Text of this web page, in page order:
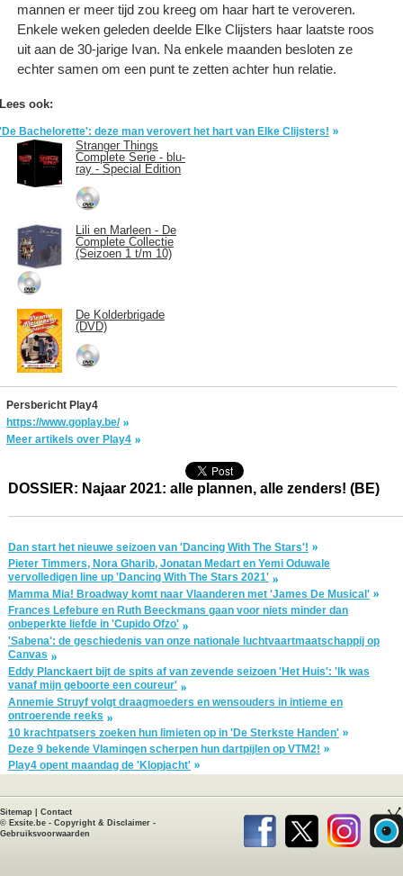
mannen er meer tijd zou kreeg om haar hart te veroveren.
Enkele weken geleden deelde Elke Clijsters haar laatste roos
uit aan de 30-jarige Ivan. Na enkele maanden besloten ze
echter samen om een punt te zetten achter hun relatie.
Lees ook:
'De Bachelorette': deze man verovert het hart van Elke Clijsters!
Stranger Things
Complete Serie - blu-
ray - Special Edition
Lili en Marleen - De
Complete Collectie
(Seizoen 1 t/m 10)
De Kolderbrigade
(DVD)
Persbericht Play4
https://www.goplay.be/
Meer artikels over Play4
DOSSIER: Najaar 2021: alle plannen, alle zenders! (BE)
Dan start het nieuwe seizoen van 'Dancing With The Stars'!
Pieter Timmers, Nora Gharib, Jonatan Medart en Yemi Oduwale
vervolledigen line up 'Dancing With The Stars 2021'
Mamma Mia! Broadway komt naar Vlaanderen met 'James De Musical'
Frances Lefebure en Ruth Beeckmans gaan voor niets minder dan
onbeperkte liefde in 'Cupido Ofzo'
'Sabena': de geschiedenis van onze nationale luchtvaartmaatschappij op
Canvas
Eddy Planckaert bijt de spits af van zevende seizoen 'Het Huis': 'Ik was
vanaf mijn geboorte een coureur'
Annemie Struyf volgt draagmoeders en wensouders in intieme en
ontroerende reeks
10 krachtpatsers zoeken hun limieten op in 'De Sterkste Handen'
Deze 9 bekende Vlamingen scherpen hun dartpijlen op VTM2!
Play4 opent maandag de 'Klopjacht'
Sitemap
Contact
© Exsite.be - Copyright & Disclaimer -
Gebruiksvoorwaarden